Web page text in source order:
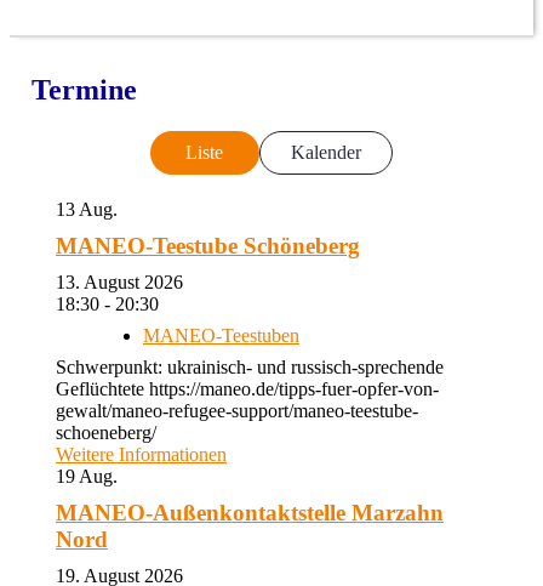
Termine
Liste Kalender
13 Aug.
MANEO-Teestube Schöneberg
13. August 2026
18:30 - 20:30
MANEO-Teestuben
Schwerpunkt: ukrainisch- und russisch-sprechende
Geflüchtete https://maneo.de/tipps-fuer-opfer-von-
gewalt/maneo-refugee-support/maneo-teestube-
schoeneberg/
Weitere Informationen
19 Aug.
MANEO-Außenkontaktstelle Marzahn
Nord
19. August 2026